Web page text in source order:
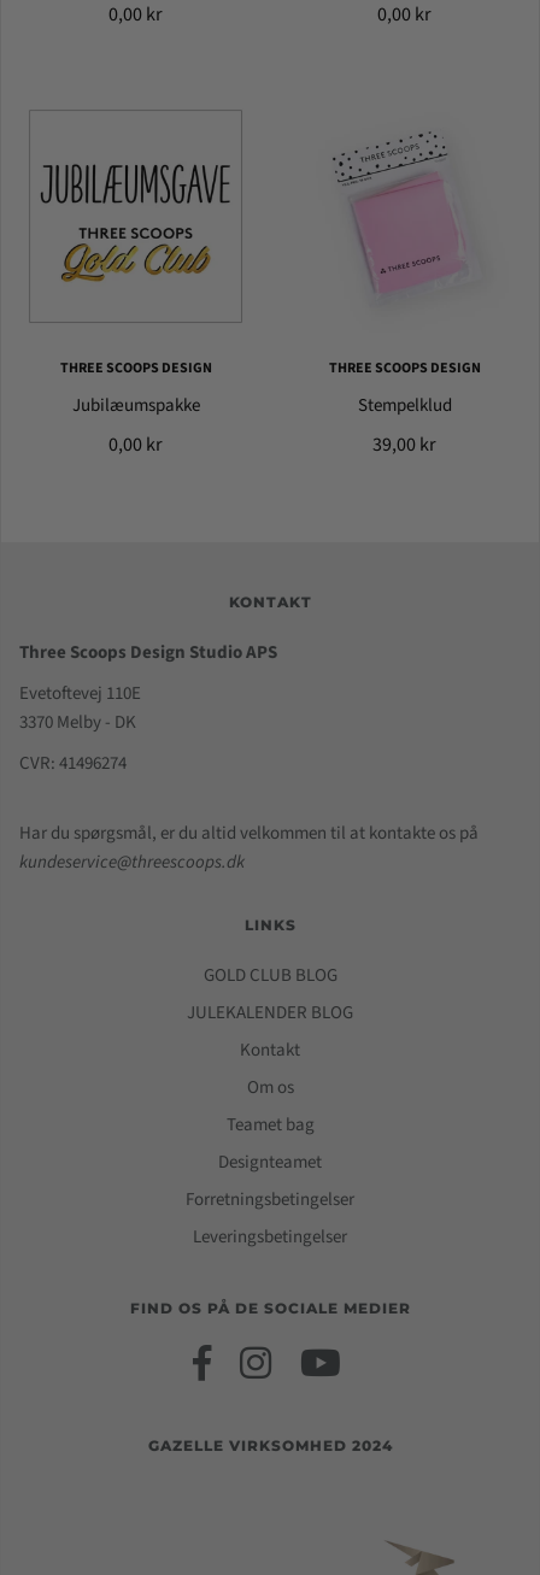
0,00 kr 0,00 kr
THREE SCOOPS DESIGN
Jubilæumspakke
0,00 kr
THREE SCOOPS DESIGN
Stempelklud
39,00 kr
KONTAKT
Three Scoops Design Studio APS
Evetoftevej 110E
3370 Melby - DK
CVR: 41496274
Har du spørgsmål, er du altid velkommen til at kontakte os på
kundeservice@threescoops.dk
LINKS
GOLD CLUB BLOG
JULEKALENDER BLOG
Kontakt
Om os
Teamet bag
Designteamet
Forretningsbetingelser
Leveringsbetingelser
FIND OS PÅ DE SOCIALE MEDIER
GAZELLE VIRKSOMHED 2024